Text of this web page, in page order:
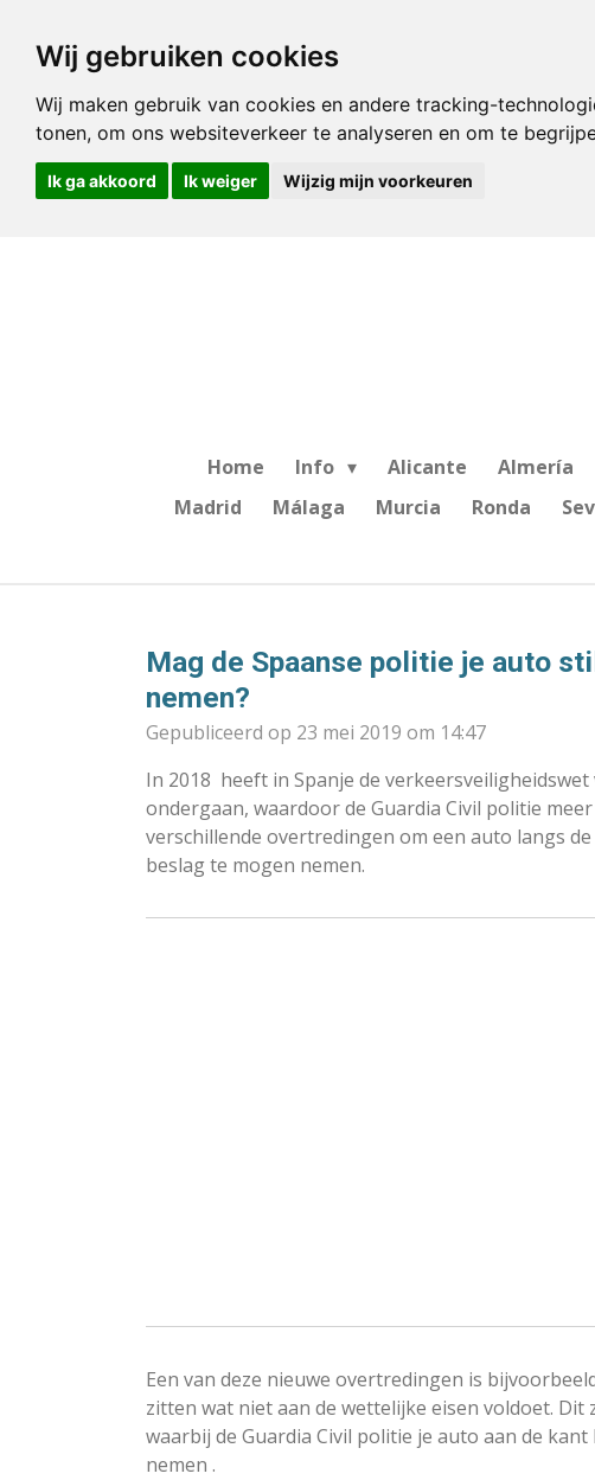
Wij gebruiken cookies
Wij maken gebruik van cookies en andere tracking-
tonen, om ons websiteverkeer te analyseren en om te
Ik ga akkoord Ik weiger Wijzig mijn voorkeuren
direct
hoofdinhoud
Home Info Alicante Almería
Madrid
Málaga Murcia Ronda
Mag de Spaanse politie je auto
nemen?
Gepubliceerd op 23 mei 2019 om 14:47
In 2018 heeft in Spanje de
ondergaan, waardoor de Guardia Civil politie
verschillende overtredingen om een auto langs
beslag te mogen nemen.
Een van deze nieuwe overtredingen is
zitten wat niet aan de wettelijke eisen voldoet.
waarbij de Guardia Civil politie je auto aan de
nemen .